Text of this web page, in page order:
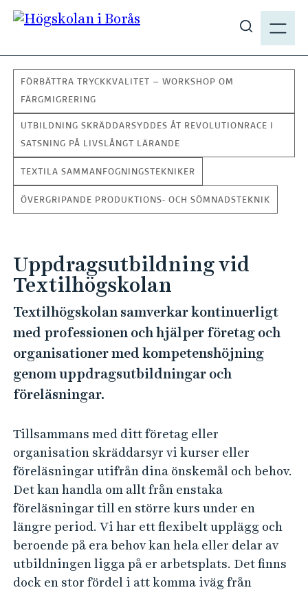
H
N
Y
i
s
s
ö
å
h
b
s
e
FÖRBÄTTRA TRYCKKVALITET – WORKSHOP OM
FÄRGMIGRERING
UTBILDNING SKRÄDDARSYDDES ÅT REVOLUTIONRACE I
SATSNING PÅ LIVSLÅNGT LÄRANDE
TEXTILA SAMMANFOGNINGSTEKNIKER
ÖVERGRIPANDE PRODUKTIONS- OCH SÖMNADSTEKNIK
Uppdragsutbildning vid
Textilhögskolan
Textilhögskolan samverkar kontinuerligt
med professionen och hjälper företag och
organisationer med kompetenshöjning
genom uppdragsutbildningar och
föreläsningar.
Tillsammans med ditt företag eller
organisation skräddarsyr vi kurser eller
föreläsningar utifrån dina önskemål och behov.
Det kan handla om allt från enstaka
föreläsningar till en större kurs under en
längre period. Vi har ett flexibelt upplägg och
beroende på era behov kan hela eller delar av
utbildningen ligga på er arbetsplats. Det finns
dock en stor fördel i att komma iväg från